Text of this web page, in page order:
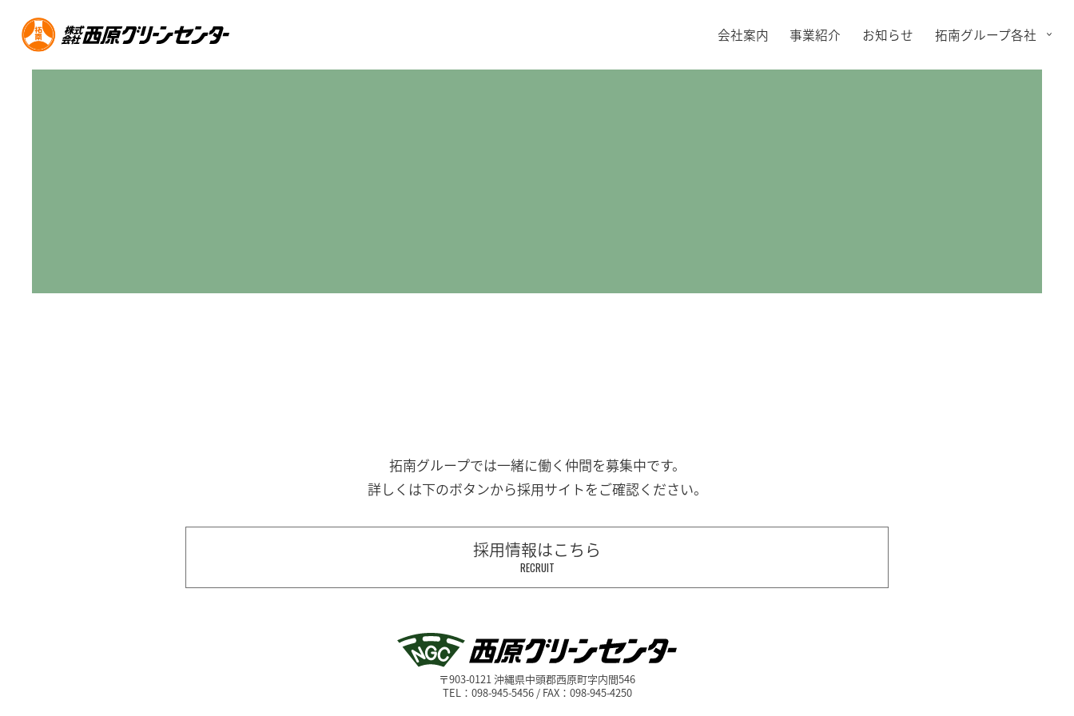
会社案内 事業紹介 お知らせ 拓南グループ各社
拓南グループでは一緒に働く 仲間を募集中です。
詳しくは下のボタンから採用サイトをご確認ください。
採用情報はこちら
RECRUIT
〒903-0121 沖縄県中頭郡西原町字内間546
TEL：098-945-5456 / FAX：098-945-4250